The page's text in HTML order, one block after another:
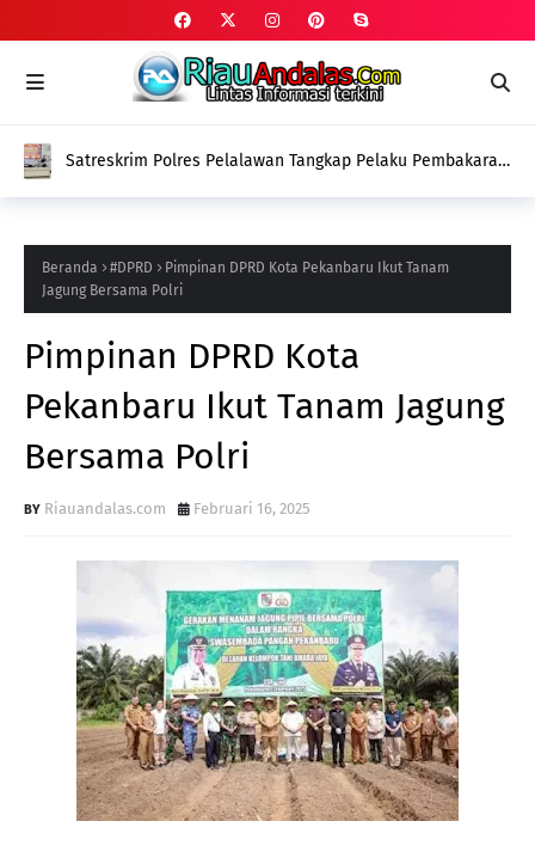
Satreskrim Polres Pelalawan Tangkap Pelaku Pembakaran
Beranda #DPRD
Pimpinan DPRD Kota Pekanbaru Ikut Tanam
Jagung Bersama Polri
Pimpinan DPRD Kota
Pekanbaru Ikut Tanam Jagung
Bersama Polri
Riauandalas.com Februari 16, 2025